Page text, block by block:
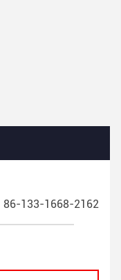
86-133-1668-2162